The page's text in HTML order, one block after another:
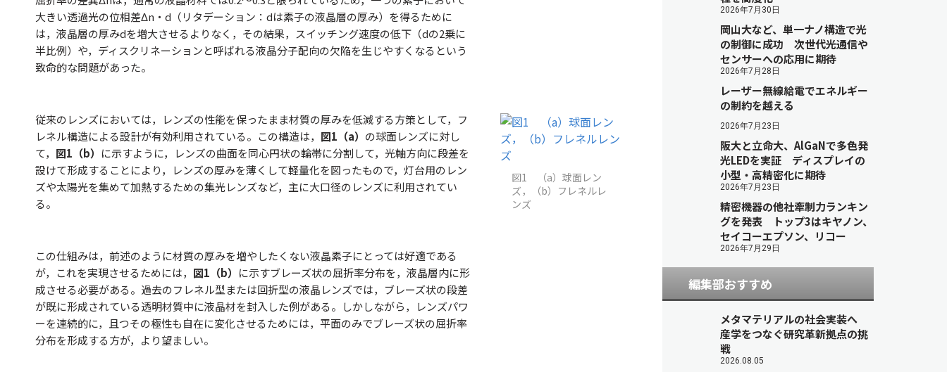
大きい透過光の位相差Δn・d （リタデーション： dは素子の液晶層の厚み）を得るために
は，液晶層の厚みdを増大させるよりなく，その結果，スイッチング速度の低下（dの2乗に
半比例）や，ディスクリネーションと呼ばれる液晶分子配向の欠陥を生じやすくなるという
致命的な問題があった。
図1 （a）球面レン
ズ，（b）フレネルレ
ンズ
従来のレンズにおいては，レンズの性能を保ったまま材質の厚みを低減する方策として，フ
レネル構造による設計が有効利用されている。この構造は， 図1（a） の球面レンズに対し
て， 図1（b） に示すように，レンズの曲面を同心円状の輪帯に分割して，光軸方向に段差を
設けて形成することにより，レンズの厚みを薄くして軽量化を図ったもので，灯台用のレン
ズや太陽光を集めて加熱するための集光レンズなど，主に大口径のレンズに利用されてい
る。
この仕組みは，前述のように材質の厚みを増やしたくない液晶素子にとっては好適である
が，これを実現させるためには， 図1（b） に示すブレーズ状の屈折率分布を，液晶層内に形
成させる必要がある。過去のフレネル型または回折型の液晶レンズでは，ブレーズ状の段差
が既に形成されている透明材質中に液晶材を封入した例がある。しかしながら，レンズパワ
ーを連続的に，且つその極性も自在に変化させるためには，平面のみでブレーズ状の屈折率
分布を形成する方が，より望ましい。
2026年7月30日
岡山大など、単一ナノ構造で光
の制御に成功 次世代光通信や
センサーへの応用に期待
2026年7月28日
レーザー無線給電でエネルギー
の制約を越える
2026年7月23日
阪大と立命大、AlGaNで多色発
光LEDを実証 ディスプレイの
小型・高精密化に期待
2026年7月23日
精密機器の他社牽制力ランキン
グを発表 トップ3はキヤノン、
セイコーエプソン、リコー
2026年7月29日
編集部おすすめ
メタマテリアルの社会実装へ
産学をつなぐ研究革新拠点の挑
戦
2026.08.05